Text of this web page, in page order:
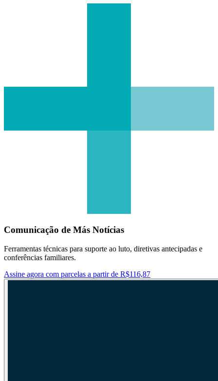
Comunicação de Más Notícias
Ferramentas técnicas para suporte ao luto, diretivas antecipadas e
conferências familiares.
Assine agora com parcelas a partir de R$116,87